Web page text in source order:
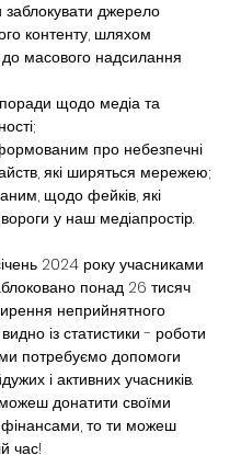
заблокувати джерело
контенту, шляхом
до масового надсилання
щодо медіа та
про небезпечні
які ширяться мережею;
щодо фейків, які
у наш медіапростір.
2024 року учасниками
понад 26 тисяч
неприйнятного
із статистики - роботи
потребуємо допомоги
і активних учасників.
донатити своїми
то ти можеш
час!